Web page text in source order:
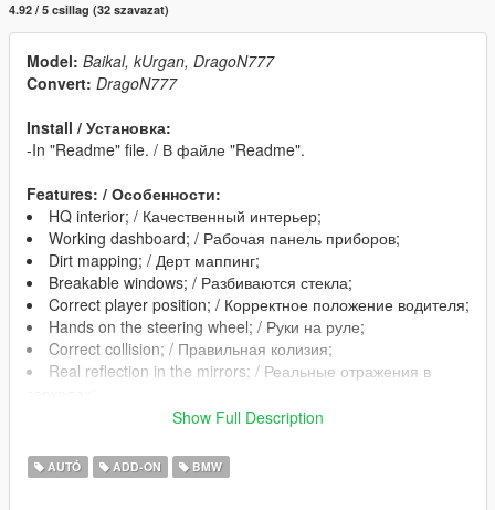
4.92 / 5 csillag (32 szavazat)
Model: Baikal, kUrgan, DragoN777
Convert: DragoN777
Install / Установка:
-In "Readme" file. / В файле "Readme".
Features: / Особенности:
HQ interior; / Качественный интерьер;
Working dashboard; / Рабочая панель приборов;
Dirt mapping; / Дерт маппинг;
Breakable windows; / Разбиваются стекла;
Correct player position; / Корректное положение водителя;
Hands on the steering wheel; / Руки на руле;
Correct collision; / Правильная колизия;
Real reflection in the mirrors; / Реальные отражения в
The wood in interior is painted the second color / Дерево в
Show Full Description
AUTÓ ADD-ON BMW